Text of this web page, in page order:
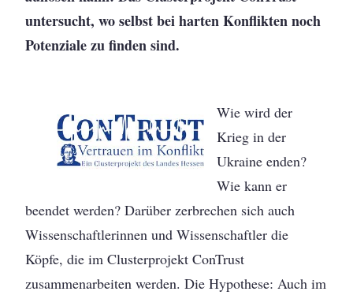
untersucht, wo selbst bei harten Konflikten noch
Potenziale zu finden sind.
Wie wird der
Krieg in der
Ukraine enden?
Wie kann er
beendet werden? Darüber zerbrechen sich auch
Wissenschaftlerinnen und Wissenschaftler die
Köpfe, die im Clusterprojekt ConTrust
zusammenarbeiten werden. Die Hypothese: Auch im